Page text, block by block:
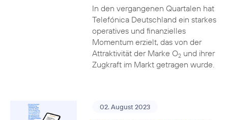
In den vergangenen Quartalen hat
Telefónica Deutschland ein starkes
operatives und finanzielles
Momentum erzielt, das von der
Attraktivität der Marke O2und ihrer
Zugkraft im Markt getragen wurde.
02. August 2023